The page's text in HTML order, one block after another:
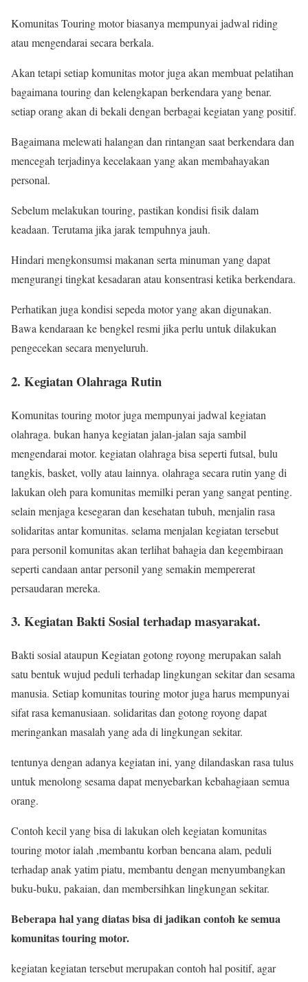
Komunitas Touring motor biasanya mempunyai jadwal riding
atau mengendarai secara berkala.
Akan tetapi setiap komunitas motor juga akan membuat pelatihan
bagaimana touring dan kelengkapan berkendara yang benar.
setiap orang akan di bekali dengan berbagai kegiatan yang positif.
Bagaimana melewati halangan dan rintangan saat berkendara dan
mencegah terjadinya kecelakaan yang akan membahayakan
personal.
Sebelum melakukan touring, pastikan kondisi fisik dalam
keadaan. Terutama jika jarak tempuhnya jauh.
Hindari mengkonsumsi makanan serta minuman yang dapat
mengurangi tingkat kesadaran atau konsentrasi ketika berkendara.
Perhatikan juga kondisi sepeda motor yang akan digunakan.
Bawa kendaraan ke bengkel resmi jika perlu untuk dilakukan
pengecekan secara menyeluruh.
2. Kegiatan Olahraga Rutin
Komunitas touring motor juga mempunyai jadwal kegiatan
olahraga. bukan hanya kegiatan jalan-jalan saja sambil
mengendarai motor. kegiatan olahraga bisa seperti futsal, bulu
tangkis, basket, volly atau lainnya. olahraga secara rutin yang di
lakukan oleh para komunitas memilki peran yang sangat penting.
selain menjaga kesegaran dan kesehatan tubuh, menjalin rasa
solidaritas antar komunitas. selama menjalan kegiatan tersebut
para personil komunitas akan terlihat bahagia dan kegembiraan
seperti candaan antar personil yang semakin mempererat
persaudaran mereka.
3. Kegiatan Bakti Sosial terhadap masyarakat.
Bakti sosial ataupun Kegiatan gotong royong merupakan salah
satu bentuk wujud peduli terhadap lingkungan sekitar dan sesama
manusia. Setiap komunitas touring motor juga harus mempunyai
sifat rasa kemanusiaan. solidaritas dan gotong royong dapat
meringankan masalah yang ada di lingkungan sekitar.
tentunya dengan adanya kegiatan ini, yang dilandaskan rasa tulus
untuk menolong sesama dapat menyebarkan kebahagiaan semua
orang.
Contoh kecil yang bisa di lakukan oleh kegiatan komunitas
touring motor ialah ,membantu korban bencana alam, peduli
terhadap anak yatim piatu, membantu dengan menyumbangkan
buku-buku, pakaian, dan membersihkan lingkungan sekitar.
Beberapa hal yang diatas bisa di jadikan contoh ke semua
komunitas touring motor.
kegiatan kegiatan tersebut merupakan contoh hal positif, agar